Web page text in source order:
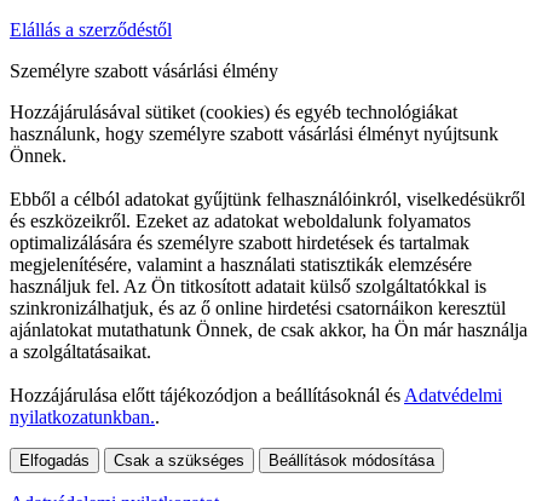
Elállás a szerződéstől
Személyre szabott vásárlási élmény
Hozzájárulásával sütiket (cookies) és egyéb technológiákat
használunk, hogy személyre szabott vásárlási élményt nyújtsunk
Önnek.
Ebből a célból adatokat gyűjtünk felhasználóinkról, viselkedésükről
és eszközeikről. Ezeket az adatokat weboldalunk folyamatos
optimalizálására és személyre szabott hirdetések és tartalmak
megjelenítésére, valamint a használati statisztikák elemzésére
használjuk fel. Az Ön titkosított adatait külső szolgáltatókkal is
szinkronizálhatjuk, és az ő online hirdetési csatornáikon keresztül
ajánlatokat mutathatunk Önnek, de csak akkor, ha Ön már használja
a szolgáltatásaikat.
Hozzájárulása előtt tájékozódjon a beállításoknál és Adatvédelmi
nyilatkozatunkban..
Elfogadás Csak a szükséges Beállítások módosítása